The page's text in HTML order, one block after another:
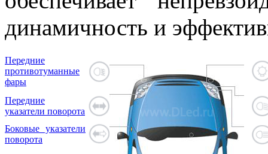
динамичность и
Передние
противотуманные
фары
Передние
указатели поворота
Боковые указатели
поворота